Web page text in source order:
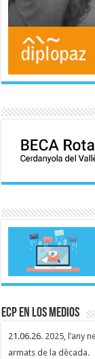
ECP en los medios
21.06.26. 2025, l’any
armats de la dècada.